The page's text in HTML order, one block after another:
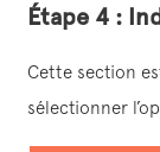
Étape 4 :
Cette section
sélectionner